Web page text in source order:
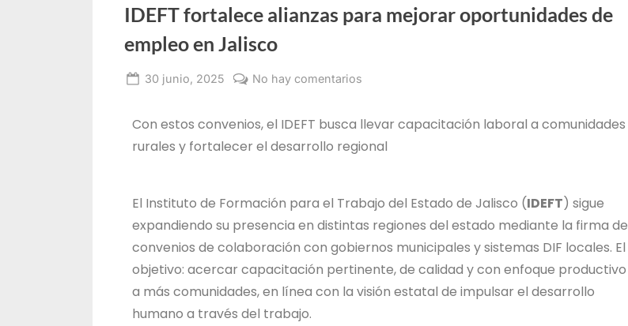
l
a
d
e
l
E
s
IDEFT fortalece alianzas para mejorar oportunidades de
empleo en Jalisco
30 junio, 2025
No hay comentarios
Con estos convenios, el IDEFT busca llevar capacitación laboral a comunidades
rurales y fortalecer el desarrollo regional
El Instituto de Formación para el Trabajo del Estado de Jalisco (IDEFT) sigue
expandiendo su presencia en distintas regiones del estado mediante la firma de
convenios de colaboración con gobiernos municipales y sistemas DIF locales. El
objetivo: acercar capacitación pertinente, de calidad y con enfoque productivo
a más comunidades, en línea con la visión estatal de impulsar el desarrollo
humano a través del trabajo.